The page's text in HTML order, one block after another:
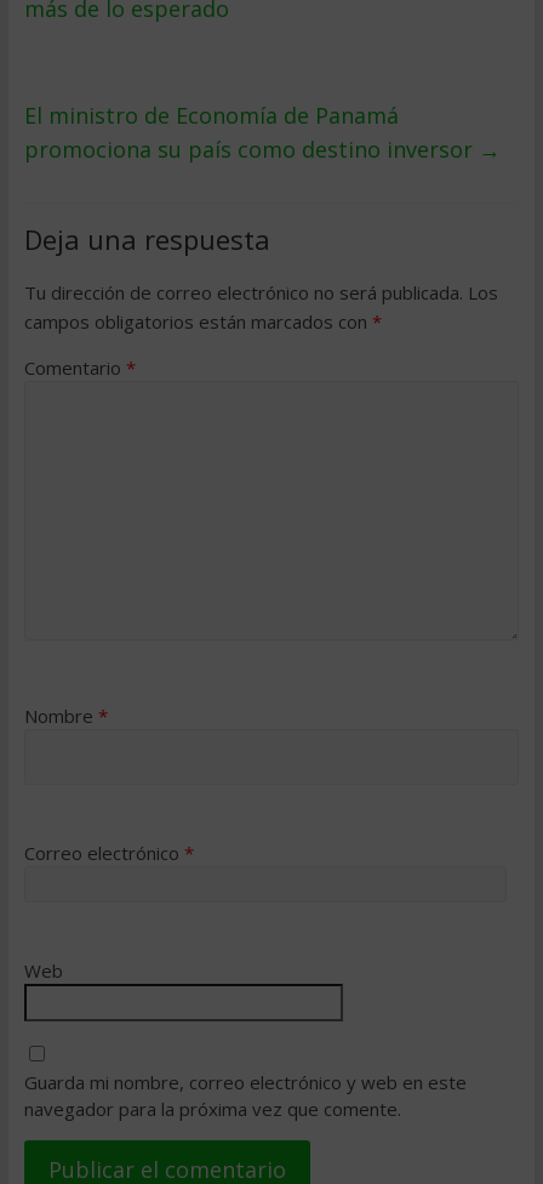
más de lo esperado
El ministro de Economía de Panamá
promociona su país como destino inversor →
Deja una respuesta
Tu dirección de correo electrónico no será publicada. Los
campos obligatorios están marcados con *
Comentario *
Nombre *
Correo electrónico *
Web
Guarda mi nombre, correo electrónico y web en este
navegador para la próxima vez que comente.